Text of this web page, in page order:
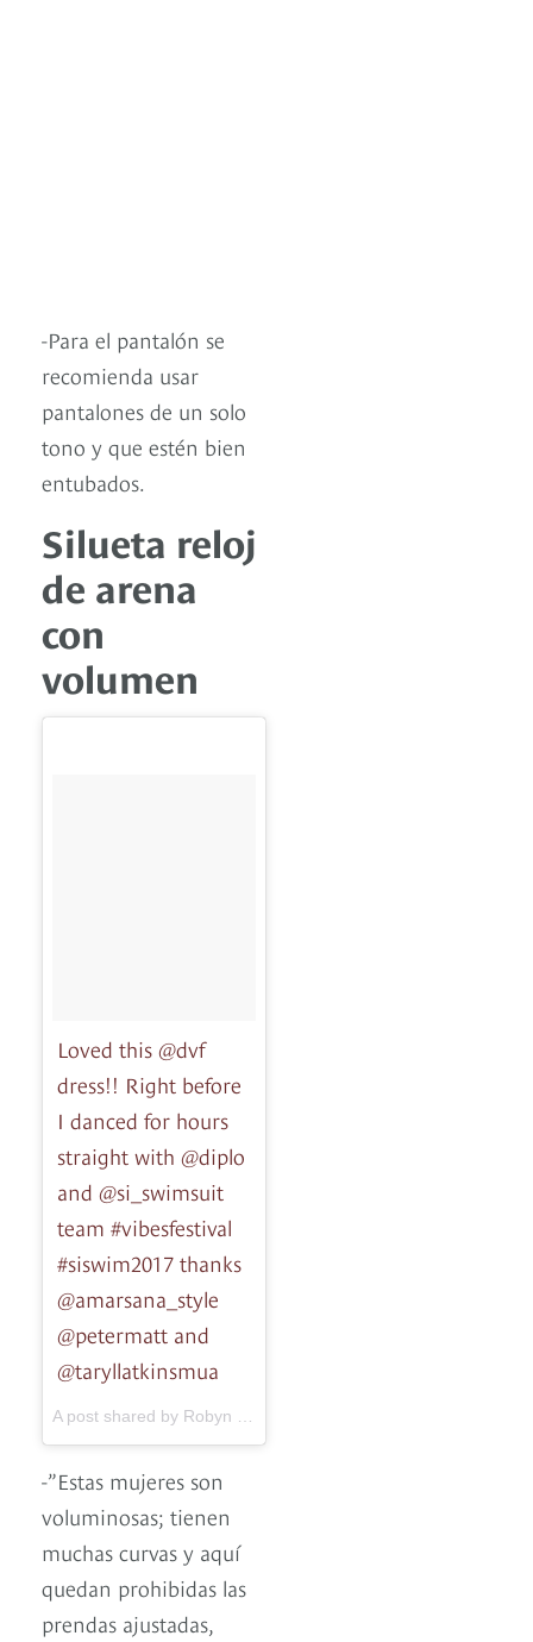
-Para el pantalón se
recomienda usar
pantalones de un solo
tono y que estén bien
entubados.
Silueta reloj
de arena
con
volumen
Loved this @dvf
dress!! Right before
I danced for hours
straight with @diplo
and @si_swimsuit
team #vibesfestival
#siswim2017 thanks
@amarsana_style
@petermatt and
@taryllatkinsmua
A post shared by Robyn Lawley (@robynlawley) on
-”Estas mujeres son
voluminosas; tienen
muchas curvas y aquí
quedan prohibidas las
prendas ajustadas,